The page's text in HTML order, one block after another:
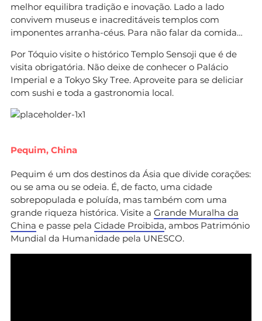
melhor equilibra tradição e inovação. Lado a lado
convivem museus e inacreditáveis templos com
imponentes arranha-céus. Para não falar da comida…
Por Tóquio visite o histórico Templo Sensoji que é de
visita obrigatória. Não deixe de conhecer o Palácio
Imperial e a Tokyo Sky Tree. Aproveite para se deliciar
com sushi e toda a gastronomia local.
Pequim, China
Pequim é um dos destinos da Ásia que divide corações:
ou se ama ou se odeia. É, de facto, uma cidade
sobrepopulada e poluída, mas também com uma
grande riqueza histórica. Visite a Grande Muralha da
China e passe pela Cidade Proibida, ambos Património
Mundial da Humanidade pela UNESCO.